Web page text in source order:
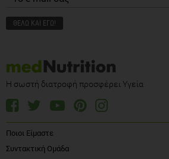
Η σωστή διατροφή προσφέρει Υγεία
Ποιοι Είμαστε
Συντακτική Ομάδα